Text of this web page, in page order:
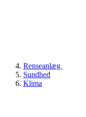
Renseanlæg
Sundhed
Klima